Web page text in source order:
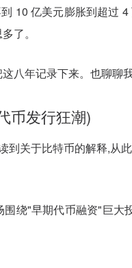
10 亿美元膨胀到超过
了。
八年记录下来。也聊聊
币发行狂潮)
到关于比特币的解释,从
绕"早期代币融资"巨